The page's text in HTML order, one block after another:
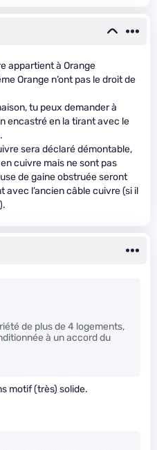
appartient à Orange
Orange n’ont pas le droit de
tu peux demander à
encastré en la tirant avec le
sera déclaré démontable,
cuivre mais ne sont pas
de gaine obstruée seront
avec l’ancien câble cuivre (si il
de plus de 4 logements,
à un accord du
motif (très) solide.